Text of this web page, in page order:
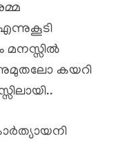
മനസ്സിൽ
കയറി